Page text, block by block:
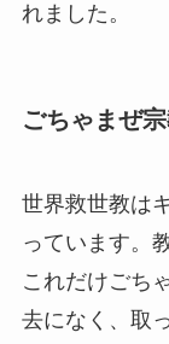
れました。
ごちゃまぜ
世界救世教は
っています。
これだけごち
去になく、取